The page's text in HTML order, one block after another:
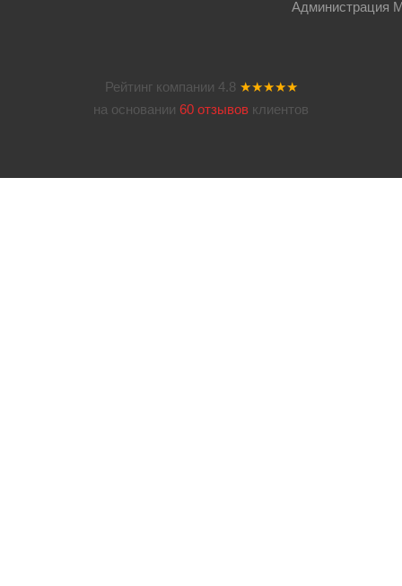
Администрация
Рейтинг компании 4.8 ★★★★★
на основании 60 отзывов клиентов